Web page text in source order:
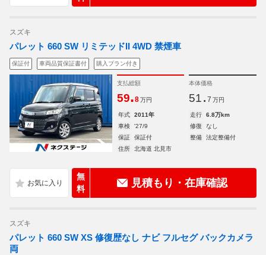
スズキ
パレット 660 SW リミテッドII 4WD 禁煙車
保証付 車両品質保証書付 購入プラン付き
支払総額
59.8 万円
本体価格
51. 7 万円
年式 2011年 走行
6.8万km
車検
'27/9 修復
なし
保証
保証付 整備
法定整備付
住所
北海道 北見市
無
料
見積もり・在庫確認
スズキ
パレット 660 SW XS 修復歴なし ナビ フルセグ バックカメラ
両